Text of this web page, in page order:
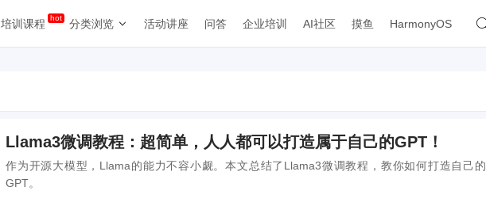
培训课程 分类浏览 活动讲座 问答 企业培训 AI社区 摸鱼 HarmonyOS
Llama3微调教程：超简单，人人都可以打造属于自己的GPT！
作为开源大模型，Llama的能力不容小觑。本文总结了Llama3微调教程，教你如何打造自己的
GPT。